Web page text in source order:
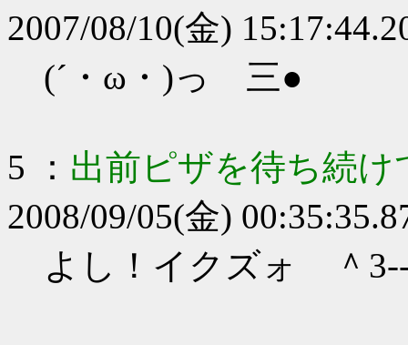
2007/08/10(金)
(´・ω・)っ 三●
5 ： 出前ピザを待ち続け
2008/09/05(金)
よし！イクズォ ＾